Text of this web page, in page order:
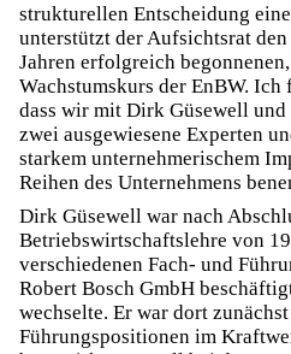
strukturellen Entscheidung
unterstützt der Aufsichtsrat
Jahren erfolgreich
Wachstumskurs der EnBW. Ich
dass wir mit Dirk Güsewell und
zwei ausgewiesene Experten
starkem unternehmerischem
Reihen des Unternehmens
Dirk Güsewell war nach
Betriebswirtschaftslehre von
verschiedenen Fach- und
Robert Bosch GmbH
wechselte. Er war dort
Führungspositionen im